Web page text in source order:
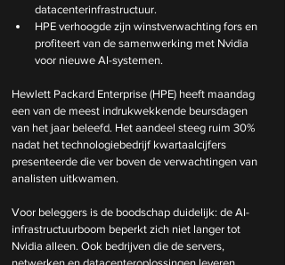
datacenterinfrastructuur.
HPE verhoogde zijn winstverwachting fors en
profiteert van de samenwerking met Nvidia
voor nieuwe AI-systemen.
Hewlett Packard Enterprise (HPE) heeft maandag
een van de meest indrukwekkende beursdagen
van het jaar beleefd. Het aandeel steeg ruim 30%
nadat het technologiebedrijf kwartaalcijfers
presenteerde die ver boven de verwachtingen van
analisten uitkwamen.
Voor beleggers is de boodschap duidelijk: de AI-
infrastructuurboom beperkt zich niet langer tot
Nvidia alleen. Ook bedrijven die de servers,